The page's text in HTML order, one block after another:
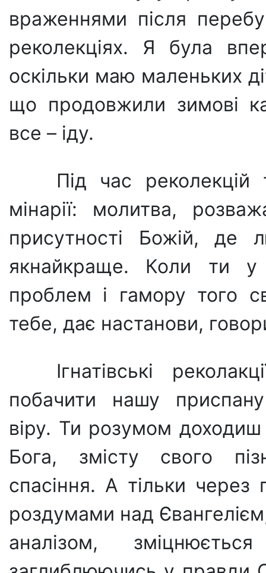
враженнями після
реколекціях. Я була
оскільки маю маленьких
що продовжили зимові
все – іду.
Під час
мінарії: молитва,
присутності Божій, де
якнайкраще. Коли ти у
проблем і гамору того
тебе, дає настанови,
Ігнатівські
побачити нашу приспану
віру. Ти розумом
Бога, змісту свого
спасіння. А тільки через
роздумами над
аналізом,